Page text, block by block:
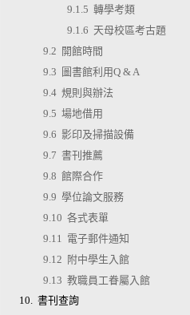
9.1.5 轉學考類
9.1.6 天母校區考古題
9.2 開館時間
9.3 圖書館利用Q & A
9.4 規則與辦法
9.5 場地借用
9.6 影印及掃描設備
9.7 書刊推薦
9.8 館際合作
9.9 學位論文服務
9.10 各式表單
9.11 電子郵件通知
9.12 附中學生入館
9.13 教職員工眷屬入館
10. 書刊查詢